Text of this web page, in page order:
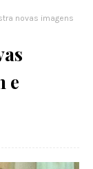
novas imagens
e